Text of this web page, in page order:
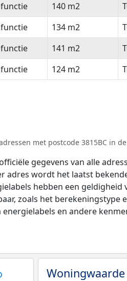
140 m2
134 m2
141 m2
124 m2
met postcode 3815BC in de
gegevens van alle
wordt het laatst
hebben een
zoals het
en andere